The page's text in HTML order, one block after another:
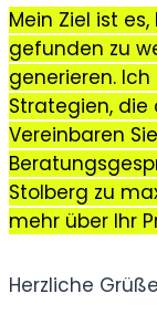
Mein Ziel ist
gefunden zu
generieren.
Strategien, die
Vereinbaren
Stolberg zu
mehr über Ihr
Herzliche Grüße